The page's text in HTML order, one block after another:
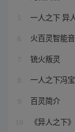
5 一人之下 异
6 火百灵智能
7 铳火叛灵
8 一人之下冯
9 百灵简介
10 《异人之下